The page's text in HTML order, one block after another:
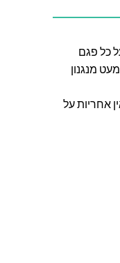
על כל פגם
מנגנון
אחריות על